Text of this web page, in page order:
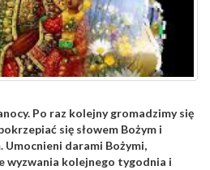
Po raz kolejny gromadzimy się
się słowem Bożym i
Umocnieni darami Bożymi,
wyzwania kolejnego tygodnia i